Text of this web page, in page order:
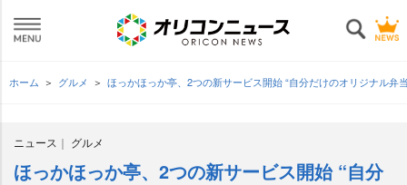
ホーム グルメ ほっかほっか亭、2つの新サービス開始 “自分だけのオリジナル
ニュース グルメ
ほっかほっか亭、2つの新サービス開始 “自分